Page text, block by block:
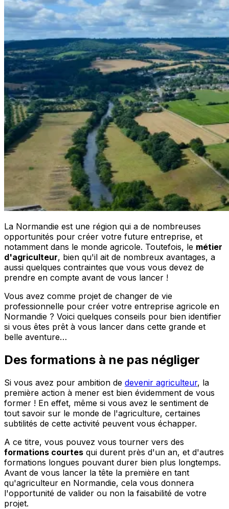
La Normandie est une région qui a de nombreuses
opportunités pour créer votre future entreprise, et
notamment dans le monde agricole. Toutefois, le métier
d'agriculteur, bien qu'il ait de nombreux avantages, a
aussi quelques contraintes que vous vous devez de
prendre en compte avant de vous lancer !
Vous avez comme projet de changer de vie
professionnelle pour créer votre entreprise agricole en
Normandie ? Voici quelques conseils pour bien identifier
si vous êtes prêt à vous lancer dans cette grande et
belle aventure…
Des formations à ne pas négliger
Si vous avez pour ambition de devenir agriculteur, la
première action à mener est bien évidemment de vous
former ! En effet, même si vous avez le sentiment de
tout savoir sur le monde de l'agriculture, certaines
subtilités de cette activité peuvent vous échapper.
A ce titre, vous pouvez vous tourner vers des
formations courtes qui durent près d'un an, et d'autres
formations longues pouvant durer bien plus longtemps.
Avant de vous lancer la tête la première en tant
qu'agriculteur en Normandie, cela vous donnera
l'opportunité de valider ou non la faisabilité de votre
projet.